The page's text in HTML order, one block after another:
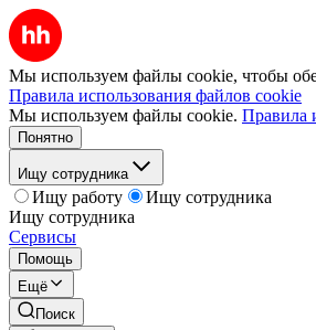
Мы используем файлы cookie, чтобы
Правила использования файлов cookie
Мы используем файлы cookie. Правила
Понятно
Ищу сотрудника
Ищу работу
Ищу сотрудника
Ищу сотрудника
Сервисы
Помощь
Ещё
Поиск